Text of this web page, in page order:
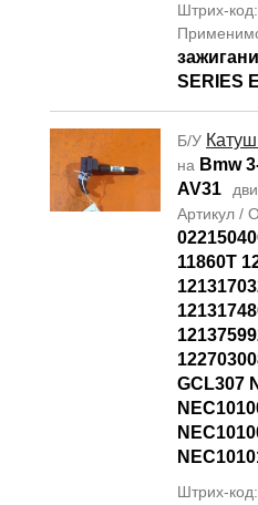
Штрих-
SERIES
Б/У
на Bmw
AV31
Артикул /
11860T
GCL307
Штрих-